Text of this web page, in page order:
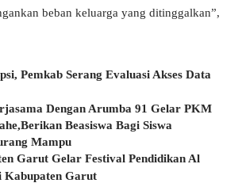
beban keluarga yang ditinggalkan”,
Pemkab Serang Evaluasi Akses Data
Dengan Arumba 91 Gelar PKM
Beasiswa Bagi Siswa
Mampu
Garut Gelar Festival Pendidikan Al
Kabupaten Garut